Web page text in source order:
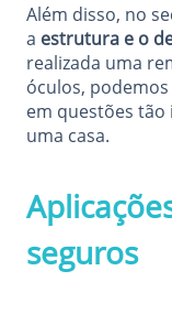
Além disso, no
a estrutura e o
realizada uma
óculos,
em questões
uma casa.
seguros